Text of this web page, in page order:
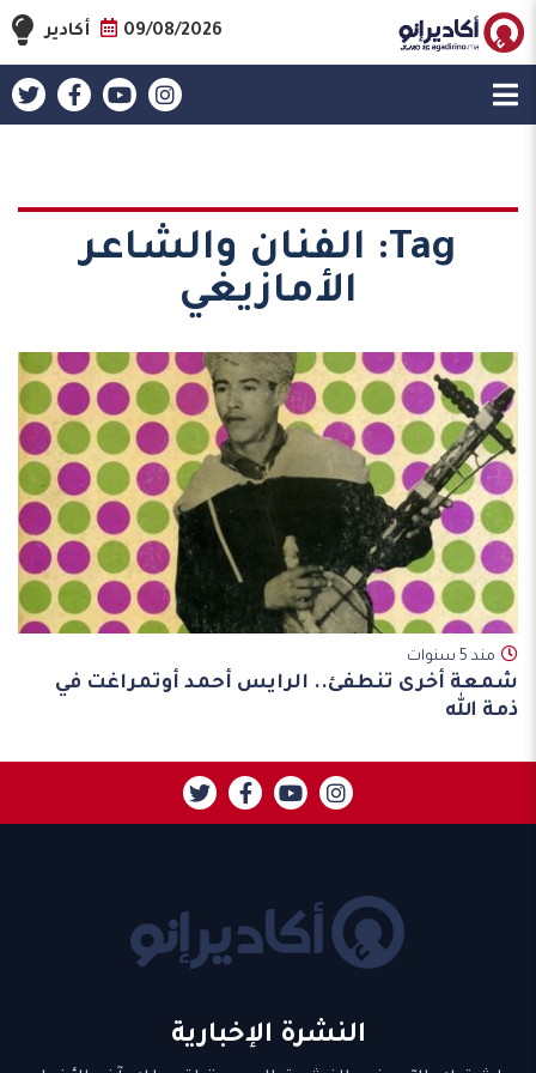
09/08/2026 أكادير
Tag:
الفنان والشاعر
الأمازيغي
مند 5 سنوات
شمعة أخرى تنطفئ.. الرايس أحمد أوتمراغت في
ذمة الله
النشرة الإخبارية